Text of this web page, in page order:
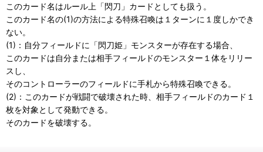
このカード名はルール上「閃刀」カードとしても扱う。
このカード名の(1)の方法による特殊召喚は１ターンに１度しかでき
ない。
(1)：自分フィールドに「閃刀姫」モンスターが存在する場合、
このカードは自分または相手フィールドのモンスター１体をリリー
スし、
そのコントローラーのフィールドに手札から特殊召喚できる。
(2)：このカードが戦闘で破壊された時、相手フィールドのカード１
枚を対象として発動できる。
そのカードを破壊する。